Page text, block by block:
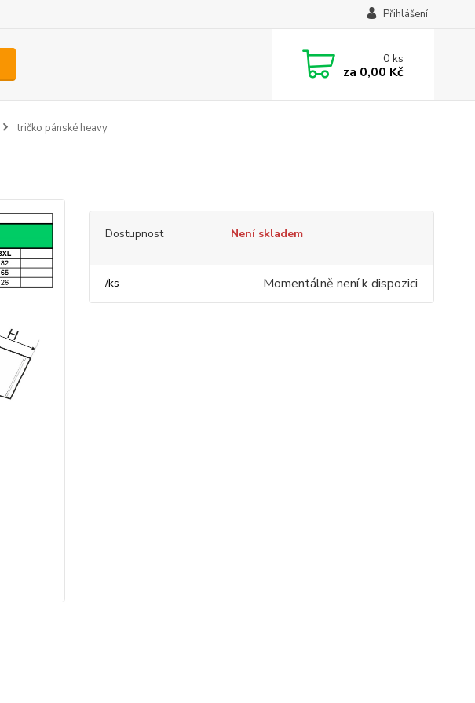
Přihlášení
0ks
za 0,00 Kč
tričko pánské heavy
Dostupnost Není skladem
/ks Momentálně není k dispozici